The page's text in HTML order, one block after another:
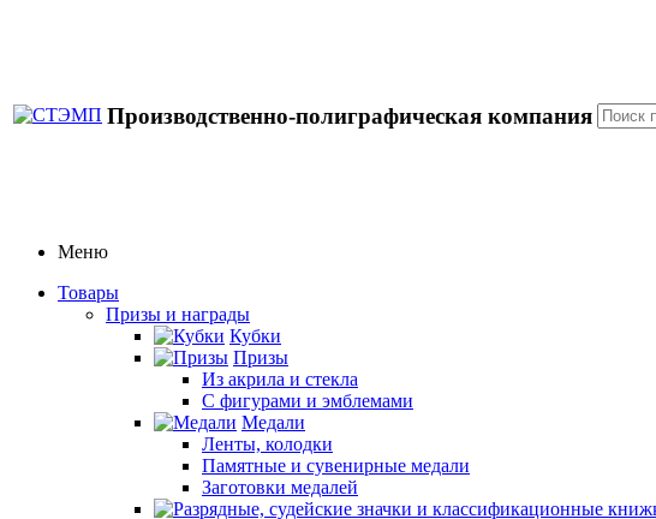
Производственно-полиграфическая компания
Меню
Товары
Призы и награды
Кубки
Призы
Из акрила и стекла
С фигурами и эмблемами
Медали
Ленты, колодки
Памятные и сувенирные медали
Заготовки медалей